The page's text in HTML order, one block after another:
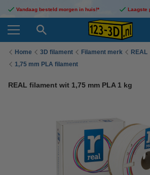
Vandaag besteld morgen in huis!* Laagste
Home 3D filament Filament merk REAL
1,75 mm PLA filament
REAL filament wit 1,75 mm PLA 1 kg